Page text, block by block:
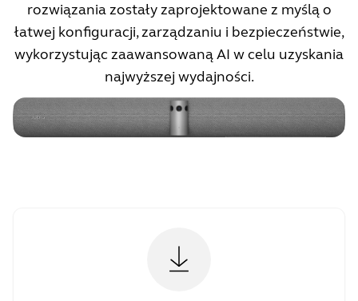
rozwiązania zostały zaprojektowane z myślą o
łatwej konfiguracji, zarządzaniu i bezpieczeństwie,
wykorzystując zaawansowaną AI w celu uzyskania
najwyższej wydajności.